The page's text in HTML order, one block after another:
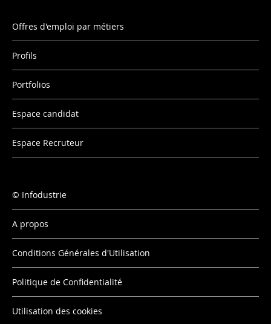
Offres d'emploi par métiers
Profils
Portfolios
Espace candidat
Espace Recruteur
Infodustrie
A propos
Conditions Générales d'Utilisation
Politique de Confidentialité
Utilisation des cookies